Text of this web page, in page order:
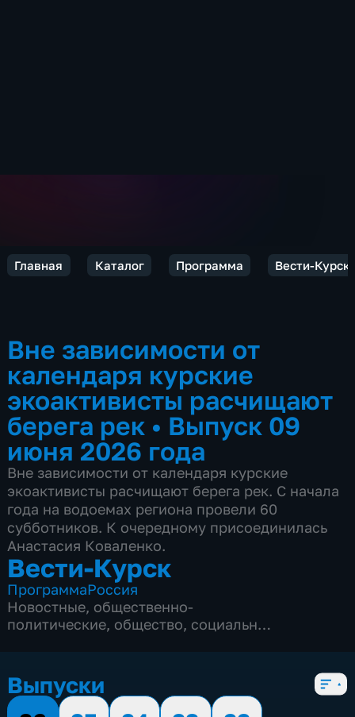
Главная Каталог Программа Вести-Курск
Вне зависимости от
календаря курские
экоактивисты расчищают
берега рек • Выпуск 09
июня 2026 года
Вне зависимости от календаря курские
экоактивисты расчищают берега рек. С начала
года на водоемах региона провели 60
субботников. К очередному присоединилась
Анастасия Коваленко.
Вести-Курск
ПрограммаРоссия
Новостные, общественно-
политические, общество, социально-
Выпуски